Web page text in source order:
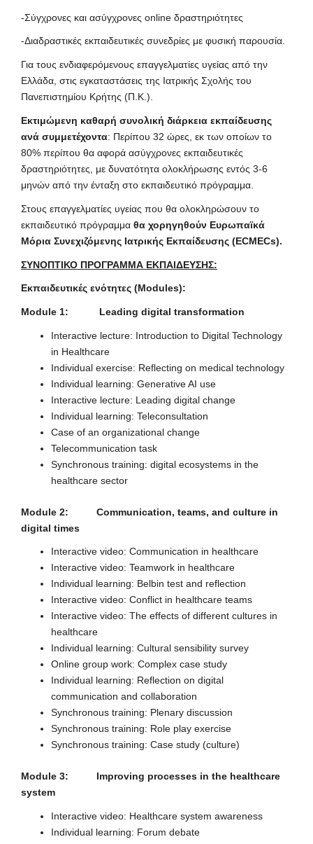
-Σύγχρονες και ασύγχρονες online δραστηριότητες
-Διαδραστικές εκπαιδευτικές συνεδρίες με φυσική παρουσία.
Για τους ενδιαφερόμενους επαγγελματίες υγείας από την
Ελλάδα, στις εγκαταστάσεις της Ιατρικής Σχολής του
Πανεπιστημίου Κρήτης (Π.Κ.).
Εκτιμώμενη καθαρή συνολική διάρκεια εκπαίδευσης
ανά συμμετέχοντα: Περίπου 32 ώρες, εκ των οποίων το
80% περίπου θα αφορά ασύγχρονες εκπαιδευτικές
δραστηριότητες, με δυνατότητα ολοκλήρωσης εντός 3-6
μηνών από την ένταξη στο εκπαιδευτικό πρόγραμμα.
Στους επαγγελματίες υγείας που θα ολοκληρώσουν το
εκπαιδευτικό πρόγραμμα θα χορηγηθούν Ευρωπαϊκά
Μόρια Συνεχιζόμενης Ιατρικής Εκπαίδευσης (ECMECs).
ΣΥΝΟΠΤΙΚΟ ΠΡΟΓΡΑΜΜΑ ΕΚΠΑΙΔΕΥΣΗΣ:
Εκπαιδευτικές ενότητες (Modules):
Module 1: Leading digital transformation
Interactive lecture: Introduction to Digital Technology
in Healthcare
Individual exercise: Reflecting on medical technology
Individual learning: Generative AI use
Interactive lecture: Leading digital change
Individual learning: Teleconsultation
Case of an organizational change
Telecommunication task
Synchronous training: digital ecosystems in the
healthcare sector
Module 2: Communication, teams, and culture in
digital times
Interactive video: Communication in healthcare
Interactive video: Teamwork in healthcare
Individual learning: Belbin test and reflection
Interactive video: Conflict in healthcare teams
Interactive video: The effects of different cultures in
healthcare
Individual learning: Cultural sensibility survey
Online group work: Complex case study
Individual learning: Reflection on digital
communication and collaboration
Synchronous training: Plenary discussion
Synchronous training: Role play exercise
Synchronous training: Case study (culture)
Module 3: Improving processes in the healthcare
system
Interactive video: Healthcare system awareness
Individual learning: Forum debate